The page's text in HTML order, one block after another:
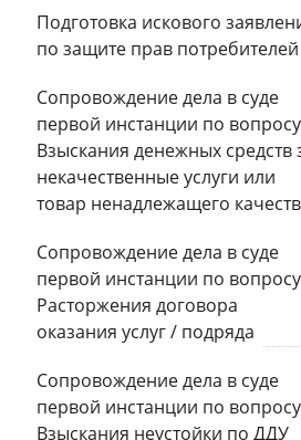
Подготовка искового
по защите прав потребителей
Сопровождение дела в суде
первой инстанции по вопросу
Взыскания денежных средств
некачественные услуги или
товар ненадлежащего
Сопровождение дела в суде
первой инстанции по вопросу
Расторжения договора
оказания услуг / подряда
Сопровождение дела в суде
первой инстанции по вопросу
Взыскания неустойки по ДДУ